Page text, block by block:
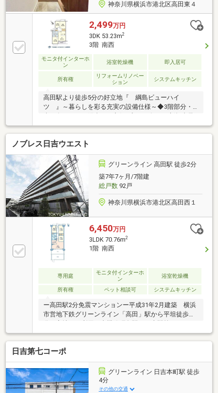
神奈川県横浜市港北区高田東４
2,499万円
3DK 53.23m2
3階 南西
モニタ付インターホ
ン
浴室乾燥機 即入居可
所有権
リフォームリノベー
ション
システムキッチン
高田駅より徒歩5分の好立地『 綱島ビューハイ
ツ 』～暮らしを彩る充実の設備仕様～◆3階部分・
リノベーション完了！◆食洗機・浄水器付き対面式シ
ステムキッチン◇浴室乾燥機付！天候に左右されずお
洗濯できます◆安心のモニター付きインターホン完備
◇生活利便施設が身近に充実した住環境～東京、川崎
エリアの「住まい」探しに確かな安心と満足を～東宝
ハウス大田東京ならではの高品質なサービスをお届け
します。
ノブレス日吉ウエスト
グリーンライン 高田駅 徒歩2分
築7年7ヶ月/7階建
総戸数92戸
神奈川県横浜市港北区高田西１
6,450万円
3LDK 70.76m2
1階 南西
専用庭
モニタ付インターホ
ン
浴室乾燥機
所有権 ペット相談可 システムキッチン
ー高田駅2分免震マンションー平成31年2月建築 横浜
市営地下鉄グリーンライン「高田」駅から平坦徒歩２
セスが可能です。徒歩1分の立地には「イオンスタイ
ル横浜高田店」があり、日常の食料品、生活用品等の
お買い物はとても便利です。周辺には外食店もあり、
ご家族で食事を楽しめるお店が多くございます。本物
件テラス前面は戸建住宅が建ち並び、テラス前面に遮
蔽物無いため、陽当たり良好です。ペット２匹飼育可
能（規約による制限あり）【室内設備】・食器洗浄乾
日吉第七コーポ
グリーンライン 日吉本町駅 徒歩
4分
その他の交通